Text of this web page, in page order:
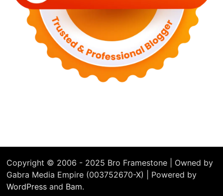
Copyright © 2006 - 2025 Bro Framestone | Owned by
Gabra Media Empire (003752670-X) | Powered by
WordPress and Bam.